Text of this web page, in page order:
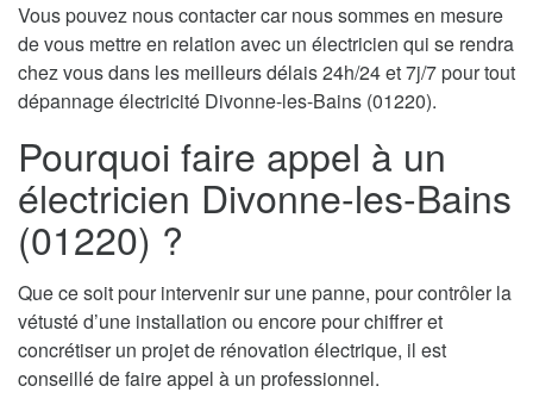
Vous pouvez nous contacter car nous sommes en mesure
de vous mettre en relation avec un électricien qui se rendra
chez vous dans les meilleurs délais 24h/24 et 7j/7 pour tout
dépannage électricité Divonne-les-Bains (01220).
Pourquoi faire appel à un
électricien Divonne-les-Bains
(01220) ?
Que ce soit pour intervenir sur une panne, pour contrôler la
vétusté d’une installation ou encore pour chiffrer et
concrétiser un projet de rénovation électrique, il est
conseillé de faire appel à un professionnel.